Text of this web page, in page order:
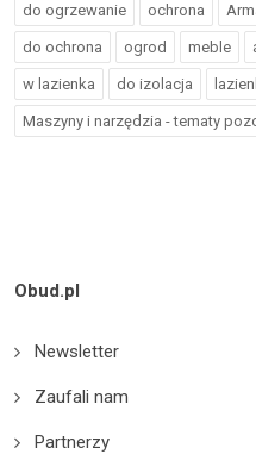
do ogrzewanie ochrona
do ochrona ogrod meble
w lazienka do izolacja
Maszyny i narzędzia - tematy
Obud.pl
Newsletter
Zaufali nam
Partnerzy